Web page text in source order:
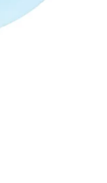
Suplementos